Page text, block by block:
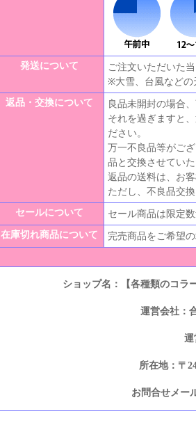
発送について
ご注文いただいた
※大雪、台風などの
返品・交換について
良品未開封の場合
それを過ぎますと
ださい。
万一不良品等がご
品と交換させていた
返品の送料は、お
ただし、不良品交
セールについて
セール商品は限定
在庫切れ商品について
完売商品をご希望
ショップ名：【各種類のコラ
運営会社：
所在地：〒
お問合せメー